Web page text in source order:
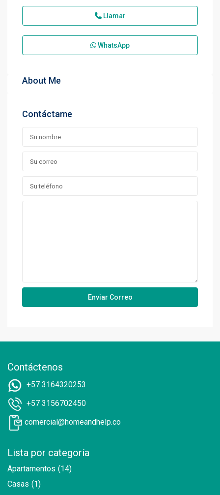
Llamar
WhatsApp
About Me
Contáctame
Contáctenos
+57 3164320253
+57 3156702450
comercial@homeandhelp.co
Lista por categoría
Apartamentos (14)
Casas (1)